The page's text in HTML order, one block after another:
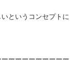
というコンセプトに
ーーーーーーーーー